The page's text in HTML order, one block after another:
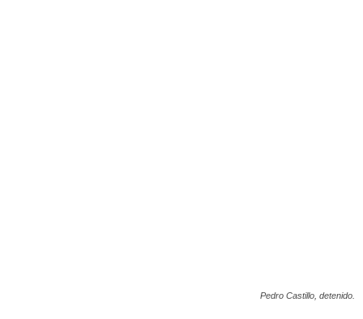
Pedro Castillo, detenido.